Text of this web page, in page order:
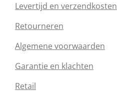
Levertijd en verzendkosten
Retourneren
Algemene voorwaarden
Garantie en klachten
Retail